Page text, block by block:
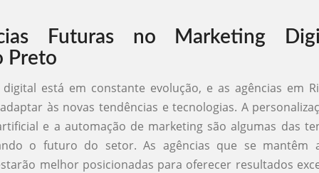
Futuras no Marketing
Preto
está em constante evolução, e as agências em
às novas tendências e tecnologias. A
e a automação de marketing são algumas das
o futuro do setor. As agências que se mantêm
melhor posicionadas para oferecer resultados